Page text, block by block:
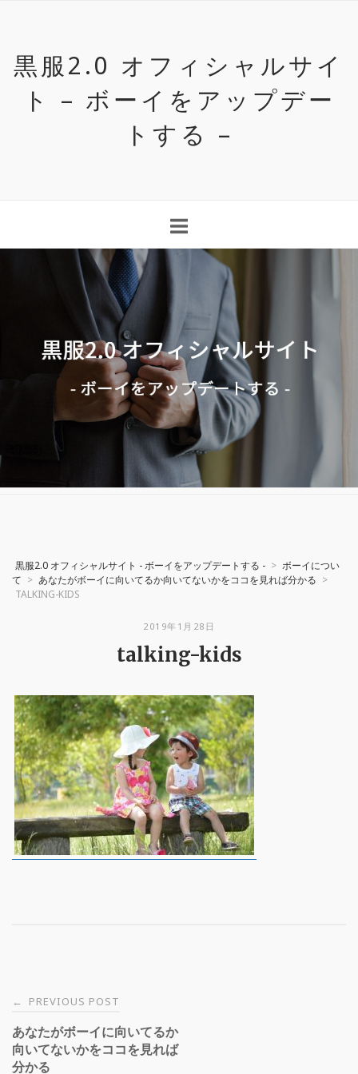
content
黒服2.0 オフィシャルサイ
ト – ボーイをアップデー
トする –
黒服2.0 オフィシャルサイト - ボーイをアップデートする - > ボーイについ
て > あなたがボーイに向いてるか向いてないかをココを見れば分かる >
TALKING-KIDS
2019年1月28日
talking-kids
Post
navigation
← PREVIOUS POST
あなたがボーイに向いてるか
向いてないかをココを見れば
分かる